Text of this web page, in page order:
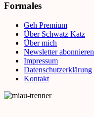
Formales
Geh Premium
Über Schwatz Katz
Über mich
Newsletter abonnieren
Impressum
Datenschutzerklärung
Kontakt